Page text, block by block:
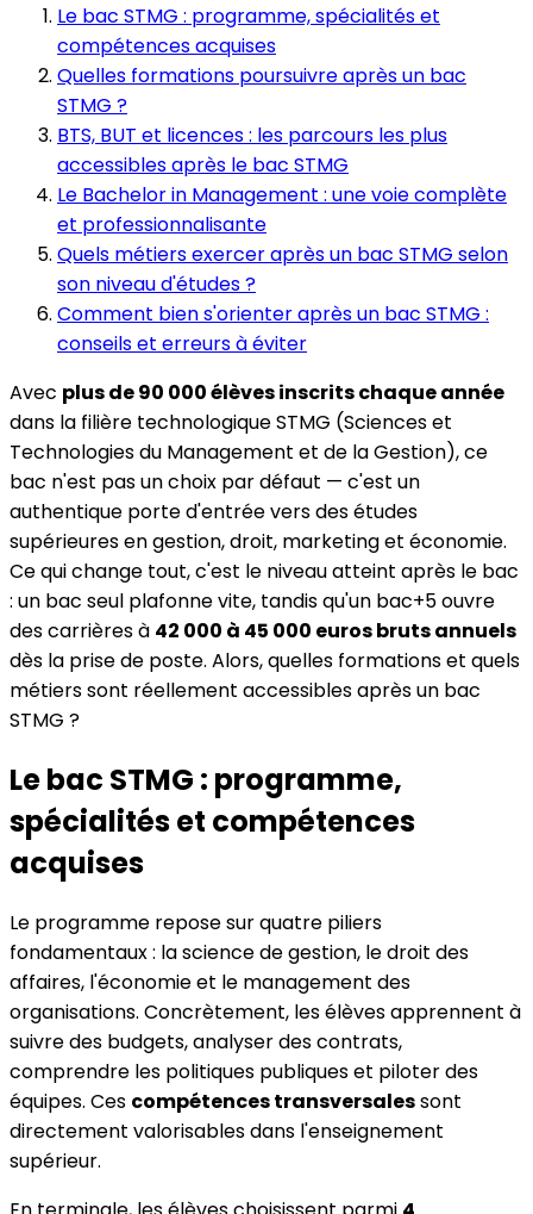
Le bac STMG : programme, spécialités et
compétences acquises
Quelles formations poursuivre après un bac
STMG ?
BTS, BUT et licences : les parcours les plus
accessibles après le bac STMG
Le Bachelor in Management : une voie complète
et professionnalisante
Quels métiers exercer après un bac STMG selon
son niveau d'études ?
Comment bien s'orienter après un bac STMG :
conseils et erreurs à éviter
Avec plus de 90 000 élèves inscrits chaque année
dans la filière technologique STMG (Sciences et
Technologies du Management et de la Gestion), ce
bac n'est pas un choix par défaut — c'est un
authentique porte d'entrée vers des études
supérieures en gestion, droit, marketing et économie.
Ce qui change tout, c'est le niveau atteint après le bac
: un bac seul plafonne vite, tandis qu'un bac+5 ouvre
des carrières à 42 000 à 45 000 euros bruts annuels
dès la prise de poste. Alors, quelles formations et quels
métiers sont réellement accessibles après un bac
STMG ?
Le bac STMG : programme,
spécialités et compétences
acquises
Le programme repose sur quatre piliers
fondamentaux : la science de gestion, le droit des
affaires, l'économie et le management des
organisations. Concrètement, les élèves apprennent à
suivre des budgets, analyser des contrats,
comprendre les politiques publiques et piloter des
équipes. Ces compétences transversalessont
directement valorisables dans l'enseignement
supérieur.